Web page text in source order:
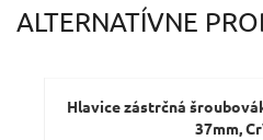
ALTERNATÍVNE
Hlavice zástrčná
37mm,